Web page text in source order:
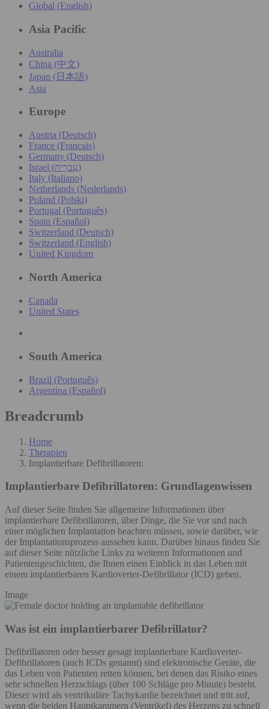
Global (English)
Asia Pacific
Australia
China (中文)
Japan (日本語)
Asia
Europe
Austria (Deutsch)
France (Français)
Germany (Deutsch)
Israel (עִברִית)
Italy (Italiano)
Netherlands (Nederlands)
Poland (Polski)
Portugal (Português)
Spain (Español)
Switzerland (Deutsch)
Switzerland (English)
United Kingdom
North America
Canada
United States
South America
Brazil (Português)
Argentina (Español)
Breadcrumb
Home
Therapien
Implantierbare Defibrillatoren:
Implantierbare Defibrillatoren: Grundlagenwissen
Auf dieser Seite finden Sie allgemeine Informationen über
implantierbare Defibrillatoren, über Dinge, die Sie vor und nach
einer möglichen Implantation beachten müssen, sowie darüber, wie
der Implantationsprozess aussehen kann. Darüber hinaus finden Sie
auf dieser Seite nützliche Links zu weiteren Informationen und
Patientengeschichten, die Ihnen einen Einblick in das Leben mit
einem implantierbaren Kardioverter-Defibrillator (ICD) geben.
Image
Was ist ein implantierbarer Defibrillator?
Defibrillatoren oder besser gesagt implantierbare Kardioverter-
Defibrillatoren (auch ICDs genannt) sind elektronische Geräte, die
das Leben von Patienten retten können, bei denen das Risiko eines
sehr schnellen Herzschlags (über 100 Schläge pro Minute) besteht.
Dieser wird als ventrikuläre Tachykardie bezeichnet und tritt auf,
wenn die beiden Hauptkammern (Ventrikel) des Herzens zu schnell